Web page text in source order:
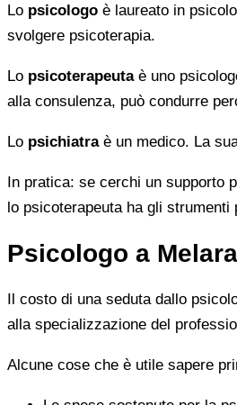
Lo psicologo è laureato in
svolgere psicoterapia.
Lo psicoterapeutaè uno
alla consulenza, può condurre
Lo psichiatraè un medico. La
In pratica: se cerchi un supporto
lo psicoterapeuta ha gli
Psicologo a
Il costo di una seduta dallo
alla specializzazione del
Alcune cose che è utile sapere